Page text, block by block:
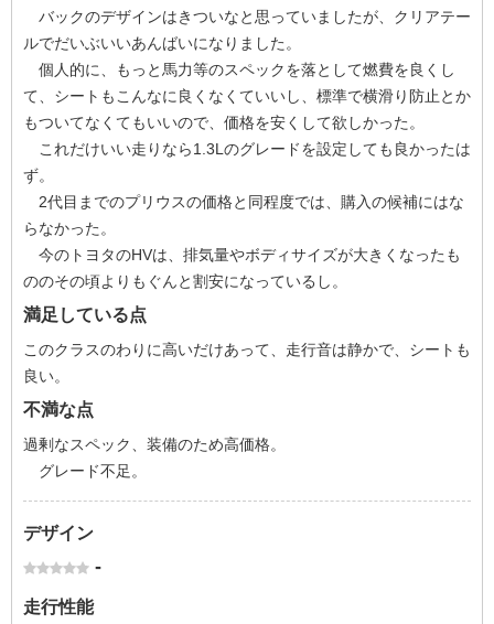
バックのデザインはきついなと思っていましたが、クリアテー
ルでだいぶいいあんばいになりました。
個人的に、もっと馬力等のスペックを落として燃費を良くし
て、シートもこんなに良くなくていいし、標準で横滑り防止とか
もついてなくてもいいので、価格を安くして欲しかった。
これだけいい走りなら1.3Lのグレードを設定しても良かったは
ず。
2代目までのプリウスの価格と同程度では、購入の候補にはな
らなかった。
今のトヨタのHVは、排気量やボディサイズが大きくなったも
ののその頃よりもぐんと割安になっているし。
満足している点
このクラスのわりに高いだけあって、走行音は静かで、シートも
良い。
不満な点
過剰なスペック、装備のため高価格。
グレード不足。
デザイン
-
走行性能